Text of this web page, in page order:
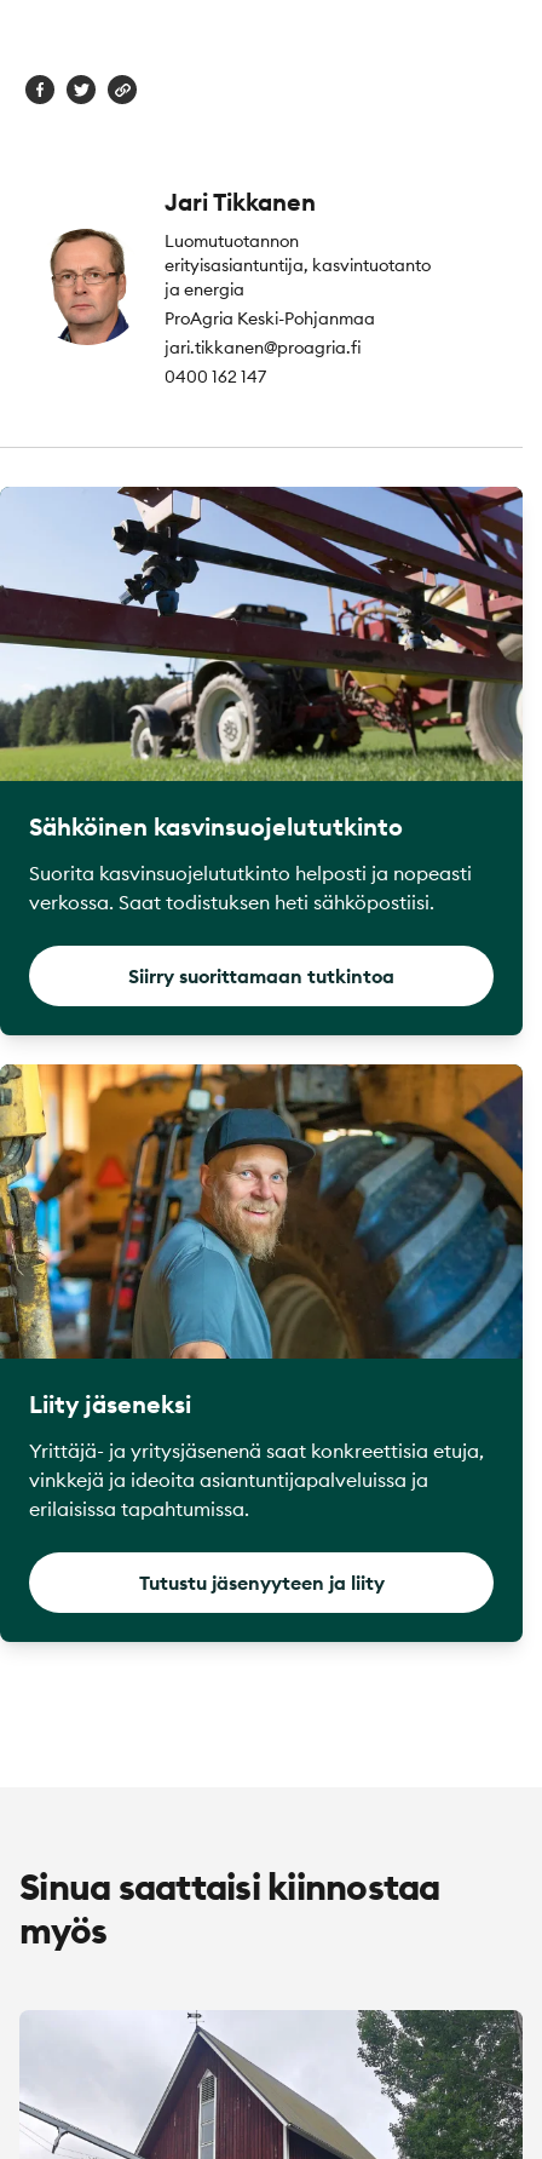
Jari Tikkanen
Luomutuotannon
erityisasiantuntija, kasvintuotanto
ja energia
ProAgria Keski-Pohjanmaa
jari.tikkanen@proagria.fi
0400 162 147
Sähköinen kasvinsuojelututkinto
Suorita kasvinsuojelututkinto helposti ja nopeasti
verkossa. Saat todistuksen heti sähköpostiisi.
Siirry suorittamaan tutkintoa
Liity jäseneksi
Yrittäjä- ja yritysjäsenenä saat konkreettisia etuja,
vinkkejä ja ideoita asiantuntijapalveluissa ja
erilaisissa tapahtumissa.
Tutustu jäsenyyteen ja liity
Sinua saattaisi kiinnostaa
myös